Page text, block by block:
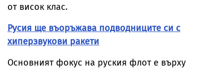
от висок клас.
Русия ще въоръжава подводниците си с
хиперзвукови ракети
Основният фокус на руския флот е върху